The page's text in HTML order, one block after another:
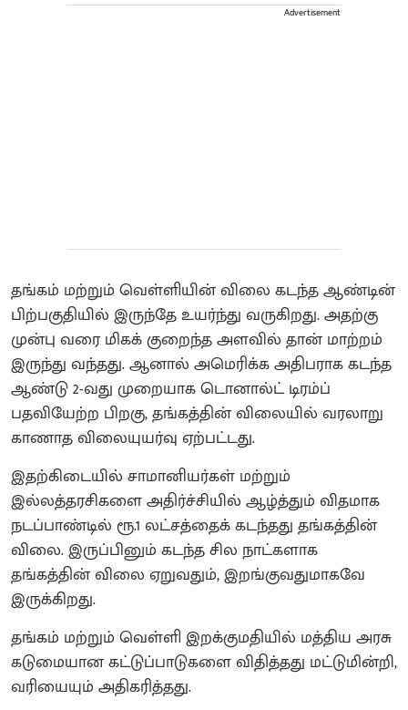
Advertisement
தங்கம் மற்றும் வெள்ளியின் விலை கடந்த ஆண்டின்
பிற்பகுதியில் இருந்தே உயர்ந்து வருகிறது. அதற்கு
முன்பு வரை மிகக் குறைந்த அளவில் தான் மாற்றம்
இருந்து வந்தது. ஆனால் அமெரிக்க அதிபராக கடந்த
ஆண்டு 2-வது முறையாக டொனால்ட் டிரம்ப்
பதவியேற்ற பிறகு, தங்கத்தின் விலையில் வரலாறு
காணாத விலையுயர்வு ஏற்பட்டது.
இதற்கிடையில் சாமானியர்கள் மற்றும்
இல்லத்தரசிகளை அதிர்ச்சியில் ஆழ்த்தும் விதமாக
நடப்பாண்டில் ரூ.1 லட்சத்தைக் கடந்தது தங்கத்தின்
விலை. இருப்பினும் கடந்த சில நாட்களாக
தங்கத்தின் விலை ஏறுவதும், இறங்குவதுமாகவே
இருக்கிறது.
தங்கம் மற்றும் வெள்ளி இறக்குமதியில் மத்திய அரசு
கடுமையான கட்டுப்பாடுகளை விதித்தது மட்டுமின்றி,
வரியையும் அதிகரித்தது.